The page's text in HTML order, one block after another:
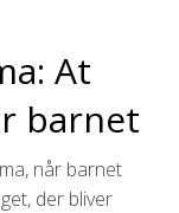
At
barnet
når barnet
der bliver